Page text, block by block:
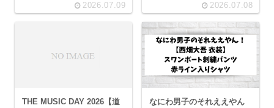
2026.07.09 2026.07.08
THE MUSIC DAY 2026【道
なにわ男子のそれええやん